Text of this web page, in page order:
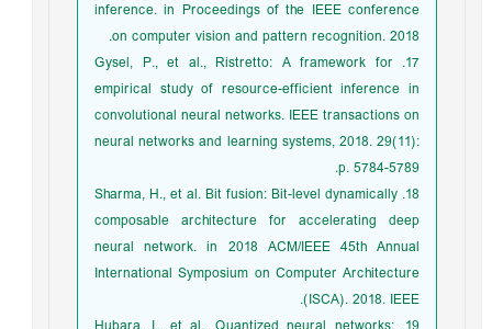
inference. in Proceedings of the IEEE conference
on computer vision and pattern recognition. 2018.
17. Gysel, P., et al., Ristretto: A framework for
empirical study of resource-efficient inference in
convolutional neural networks. IEEE transactions on
neural networks and learning systems, 2018. 29(11):
p. 5784-5789.
18. Sharma, H., et al. Bit fusion: Bit-level dynamically
composable architecture for accelerating deep
neural network. in 2018 ACM/IEEE 45th Annual
International Symposium on Computer Architecture
(ISCA). 2018. IEEE.